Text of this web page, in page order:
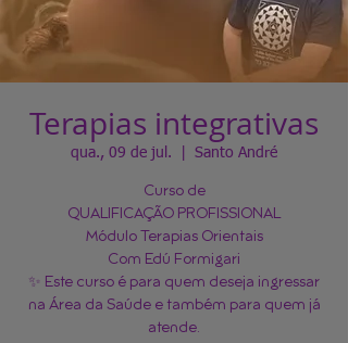
Terapias integrativas
qua., 09 de jul. Santo André
Curso de
QUALIFICAÇÃO PROFISSIONAL
Módulo Terapias Orientais
Com Edú Formigari
✨ Este curso é para quem deseja ingressar
na Área da Saúde e também para quem já
atende.